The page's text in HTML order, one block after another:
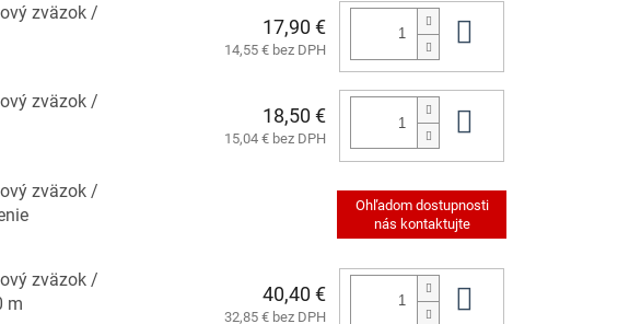
zväzok /
17,90 €
14,55 € bez DPH
zväzok /
18,50 €
15,04 € bez DPH
zväzok /
zväzok /
m
40,40 €
32,85 € bez DPH